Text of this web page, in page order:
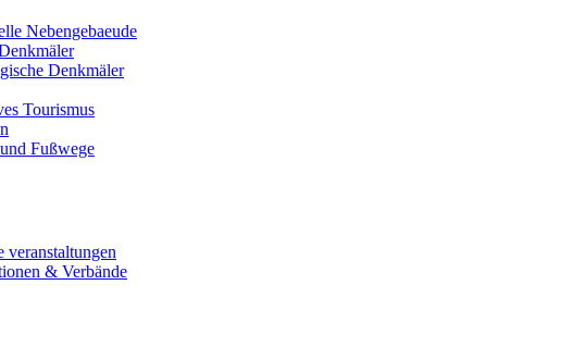
Nebengebaeude
Denkmäler
Tourismus
Fußwege
veranstaltungen
& Verbände